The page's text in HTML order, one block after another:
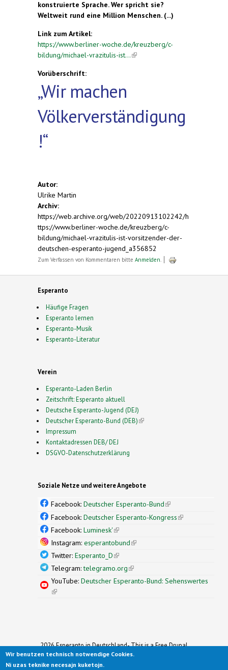
konstruierte Sprache. Wer spricht sie?
Weltweit rund eine Million Menschen. (...)
Link zum Artikel:
https://www.berliner-woche.de/kreuzberg/c-
bildung/michael-vrazitulis-ist...(link is external)
Vorüberschrift:
„Wir machen
Völkerverständigung
!“
Autor:
Ulrike Martin
Archiv:
https://web.archive.org/web/20220913102242/h
ttps://www.berliner-woche.de/kreuzberg/c-
bildung/michael-vrazitulis-ist-vorsitzender-der-
deutschen-esperanto-jugend_a356852
Zum Verfassen von Kommentaren bitte Anmelden
Esperanto
Häufige Fragen
Esperanto lernen
Esperanto-Musik
Esperanto-Literatur
Verein
Esperanto-Laden Berlin
Zeitschrift: Esperanto aktuell
Deutsche Esperanto-Jugend (DEJ)
Deutscher Esperanto-Bund (DEB)(link is external)
Impressum
Kontaktadressen DEB/ DEJ
DSGVO-Datenschutzerklärung
Soziale Netze und weitere Angebote
Facebook: Deutscher Esperanto-Bund(link is
external)
Facebook: Deutscher Esperanto-Kongress(link is
Facebook: Luminesk'(link is external)
Instagram: esperantobund(link is external)
Twitter: Esperanto_D(link is external)
Telegram:telegramo.org(link is external)
YouTube: Deutscher Esperanto-Bund: Sehenswertes
(link is external)
2026 Esperanto in Deutschland- This is a Free Drupal
Theme
Ported to Drupal for the Open Source Community by
Wir benutzen technisch notwendige Cookies.
Ni uzas teknike necesajn kuketojn.